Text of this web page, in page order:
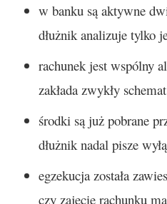
w banku są aktywne
dłużnik analizuje tylko
rachunek jest wspólny
zakłada zwykły
środki są już pobrane
dłużnik nadal pisze
egzekucja została
czy zajęcie rachunku